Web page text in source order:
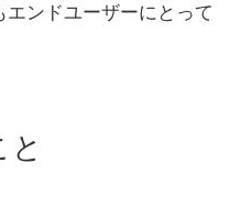
ンドユーザーにとって